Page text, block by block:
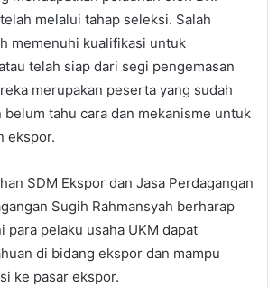
melalui tahap seleksi. Salah
memenuhi kualifikasi untuk
telah siap dari segi pengemasan
merupakan peserta yang sudah
belum tahu cara dan mekanisme untuk
ekspor.
SDM Ekspor dan Jasa Perdagangan
Sugih Rahmansyah berharap
para pelaku usaha UKM dapat
di bidang ekspor dan mampu
ke pasar ekspor.